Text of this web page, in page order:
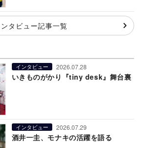
タビュー記事一覧
インタビュー 2026.07.28
いきものがかり『tiny desk』舞台裏
インタビュー 2026.07.29
酒井一圭、モナキの活躍を語る